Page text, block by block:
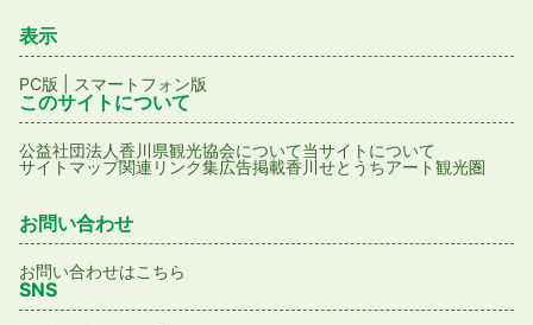
表示
PC版 スマートフォン版
このサイトについて
公益社団法人香川県観光協会について当サイトについて
サイトマップ関連リンク集広告掲載香川せとうちアート観光圏
お問い合わせ
お問い合わせはこちら
SNS